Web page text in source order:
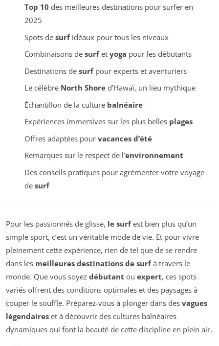
Top 10 des meilleures destinations pour surfer en
2025
Spots de surfidéaux pour tous les niveaux
Combinaisons de surfet yoga pour les débutants
Destinations de surfpour experts et aventuriers
Le célèbre North Shored’Hawaï, un lieu mythique
Échantillon de la culture balnéaire
Expériences immersives sur les plus belles plages
Offres adaptées pour vacances d’été
Remarques sur le respect de l’environnement
Des conseils pratiques pour agrémenter votre voyage
de surf
Pour les passionnés de glisse, le surfest bien plus qu’un
simple sport, c’est un véritable mode de vie. Et pour vivre
pleinement cette expérience, rien de tel que de se rendre
dans les meilleures destinations de surfà travers le
monde. Que vous soyez débutant ou expert, ces spots
variés offrent des conditions optimales et des paysages à
couper le souffle. Préparez-vous à plonger dans des vagues
légendaires et à découvrir des cultures balnéaires
dynamiques qui font la beauté de cette discipline en plein air.